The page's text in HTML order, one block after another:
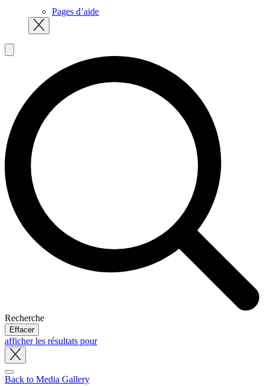
Pages d’aide
Recherche
Effacer
afficher les résultats pour
tray
Back to Media Gallery